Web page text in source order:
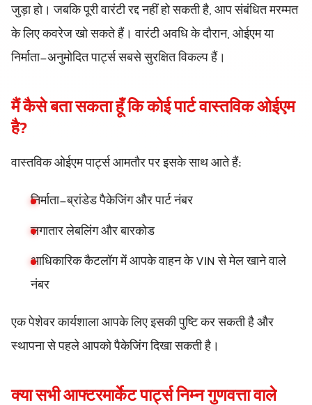
जुड़ा हो। जबकि पूरी वारंटी रद्द नहीं हो सकती है, आप संबंधित मरम्मत
के लिए कवरेज खो सकते हैं। वारंटी अवधि के दौरान, ओईएम या
निर्माता-अनुमोदित पार्ट्स सबसे सुरक्षित विकल्प हैं।
मैं कैसे बता सकता हूँ कि कोई पार्ट वास्तविक ओईएम
है?
वास्तविक ओईएम पार्ट्स आमतौर पर इसके साथ आते हैं:
निर्माता-ब्रांडेड पैकेजिंग और पार्ट नंबर
लगातार लेबलिंग और बारकोड
आधिकारिक कैटलॉग में आपके वाहन के VIN से मेल खाने वाले
नंबर
एक पेशेवर कार्यशाला आपके लिए इसकी पुष्टि कर सकती है और
स्थापना से पहले आपको पैकेजिंग दिखा सकती है।
क्या सभी आफ्टरमार्केट पार्ट्स निम्न गुणवत्ता वाले